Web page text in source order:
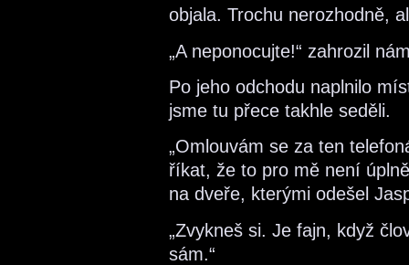
objala. Trochu nerozhodně,
„A neponocujte!“ zahrozil
Po jeho odchodu naplnilo
jsme tu přece takhle seděli.
„Omlouvám se za ten
říkat, že to pro mě není
na dveře, kterými odešel
„Zvykneš si. Je fajn, když
sám.“